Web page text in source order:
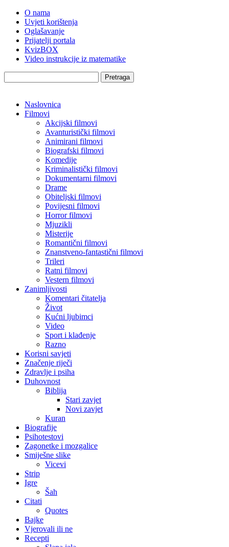
O nama
Uvjeti korištenja
Oglašavanje
Prijatelji portala
KvizBOX
Video instrukcije iz matematike
Pretraga
Naslovnica
Filmovi
Akcijski filmovi
Avanturistički filmovi
Animirani filmovi
Biografski filmovi
Komedije
Kriminalistički filmovi
Dokumentarni filmovi
Drame
Obiteljski filmovi
Povijesni filmovi
Horror filmovi
Mjuzikli
Misterije
Romantični filmovi
Znanstveno-fantastični filmovi
Trileri
Ratni filmovi
Vestern filmovi
Zanimljivosti
Komentari čitatelja
Život
Kućni ljubimci
Video
Sport i klađenje
Razno
Korisni savjeti
Značenje riječi
Zdravlje i psiha
Duhovnost
Biblija
Stari zavjet
Novi zavjet
Kuran
Biografije
Psihotestovi
Zagonetke i mozgalice
Smiješne slike
Vicevi
Strip
Igre
Šah
Citati
Quotes
Bajke
Vjerovali ili ne
Recepti